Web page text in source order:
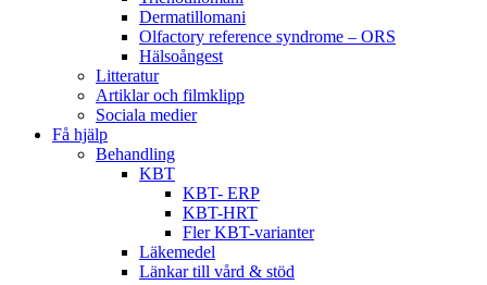
Dermatillomani
Olfactory reference syndrome – ORS
Hälsoångest
Litteratur
Artiklar och filmklipp
Sociala medier
Få hjälp
Behandling
KBT
KBT- ERP
KBT-HRT
Fler KBT-varianter
Läkemedel
Länkar till vård & stöd